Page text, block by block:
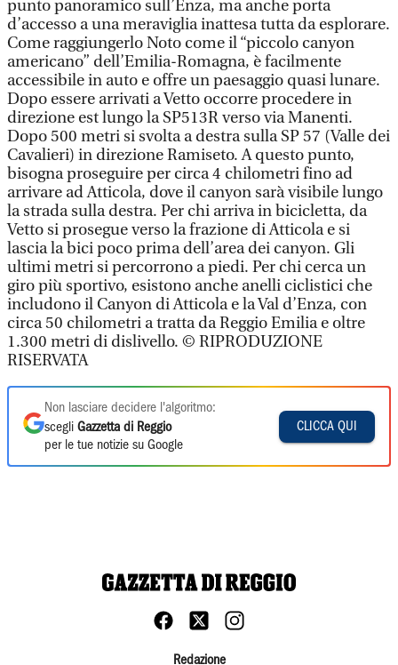
punto panoramico sull’Enza, ma anche porta
d’accesso a una meraviglia inattesa tutta da esplorare.
Come raggiungerlo Noto come il “piccolo canyon
americano” dell’Emilia-Romagna, è facilmente
accessibile in auto e offre un paesaggio quasi lunare.
Dopo essere arrivati a Vetto occorre procedere in
direzione est lungo la SP513R verso via Manenti.
Dopo 500 metri si svolta a destra sulla SP 57 (Valle dei
Cavalieri) in direzione Ramiseto. A questo punto,
bisogna proseguire per circa 4 chilometri fino ad
arrivare ad Atticola, dove il canyon sarà visibile lungo
la strada sulla destra. Per chi arriva in bicicletta, da
Vetto si prosegue verso la frazione di Atticola e si
lascia la bici poco prima dell’area dei canyon. Gli
ultimi metri si percorrono a piedi. Per chi cerca un
giro più sportivo, esistono anche anelli ciclistici che
includono il Canyon di Atticola e la Val d’Enza, con
circa 50 chilometri a tratta da Reggio Emilia e oltre
1.300 metri di dislivello. © RIPRODUZIONE
RISERVATA
Non lasciare decidere l'algoritmo:
scegli Gazzetta di Reggio
per le tue notizie su Google
CLICCA QUI
Redazione